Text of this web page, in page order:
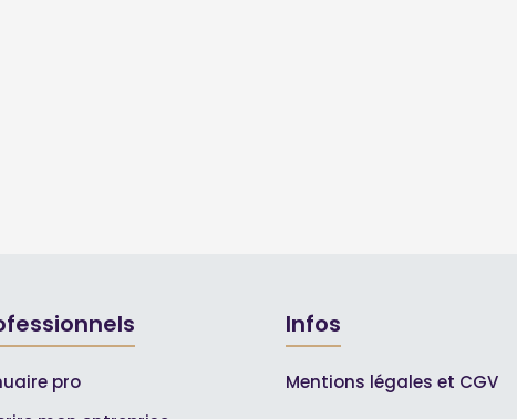
pro
Infos
Mentions légales et CGV